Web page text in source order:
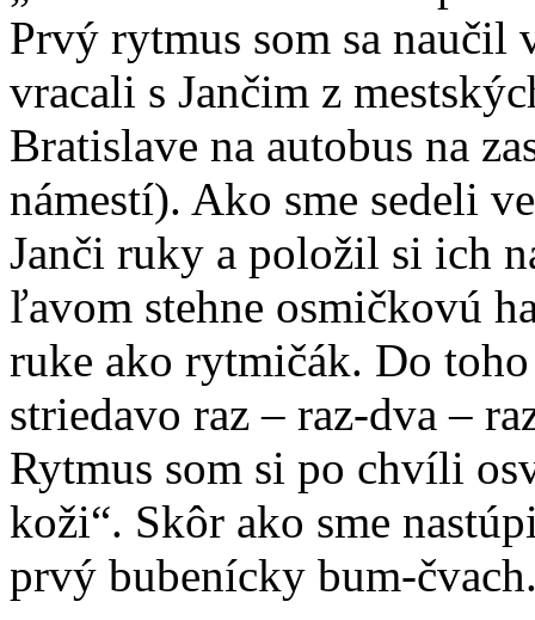
Prvý rytmus som sa naučil
vracali s Jančim z
Bratislave na autobus na
námestí). Ako sme sedeli
Janči ruky a položil si ich
ľavom stehne osmičkovú
ruke ako rytmičák. Do
striedavo raz – raz-dva –
Rytmus som si po chvíli
koži“. Skôr ako sme
prvý bubenícky bum-